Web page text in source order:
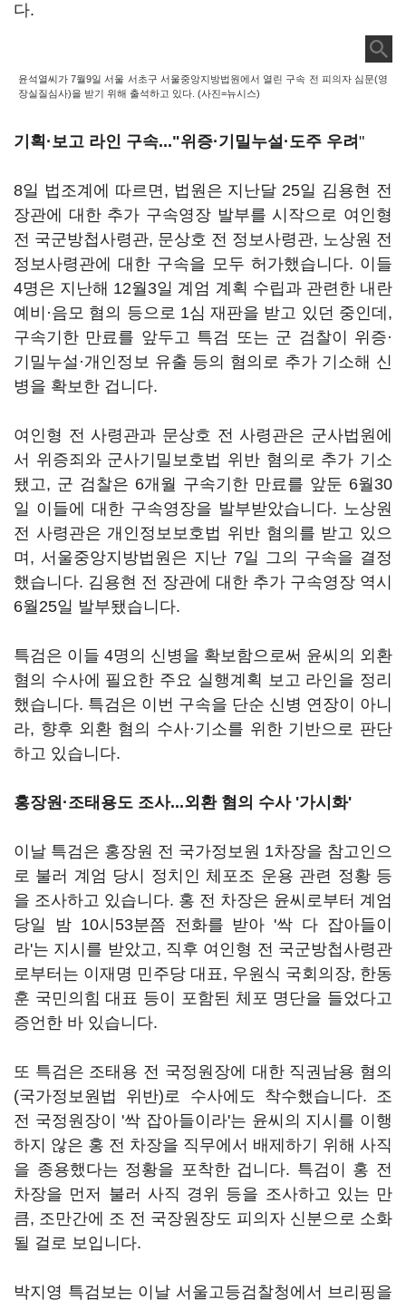
다.
윤석열씨가 7월9일 서울 서초구 서울중앙지방법원에서 열린 구속 전 피의자 심문(영
장실질심사)을 받기 위해 출석하고 있다. (사진=뉴시스)
기획·보고 라인 구속..."위증·기밀누설·도주 우려 "
8일 법조계에 따르면, 법원은 지난달 25일 김용현 전
장관에 대한 추가 구속영장 발부를 시작으로 여인형
전 국군방첩사령관, 문상호 전 정보사령관, 노상원 전
정보사령관에 대한 구속을 모두 허가했습니다. 이들
4명은 지난해 12월3일 계엄 계획 수립과 관련한 내란
예비·음모 혐의 등으로 1심 재판을 받고 있던 중인데,
구속기한 만료를 앞두고 특검 또는 군 검찰이 위증·
기밀누설·개인정보 유출 등의 혐의로 추가 기소해 신
병을 확보한 겁니다.
여인형 전 사령관과 문상호 전 사령관은 군사법원에
서 위증죄와 군사기밀보호법 위반 혐의로 추가 기소
됐고, 군 검찰은 6개월 구속기한 만료를 앞둔 6월30
일 이들에 대한 구속영장을 발부받았습니다. 노상원
전 사령관은 개인정보보호법 위반 혐의를 받고 있으
며, 서울중앙지방법원은 지난 7일 그의 구속을 결정
했습니다. 김용현 전 장관에 대한 추가 구속영장 역시
6월25일 발부됐습니다.
특검은 이들 4명의 신병을 확보함으로써 윤씨의 외환
혐의 수사에 필요한 주요 실행계획 보고 라인을 정리
했습니다. 특검은 이번 구속을 단순 신병 연장이 아니
라, 향후 외환 혐의 수사·기소를 위한 기반으로 판단
하고 있습니다.
홍장원·조태용도 조사...외환 혐의 수사 '가시화'
이날 특검은 홍장원 전 국가정보원 1차장을 참고인으
로 불러 계엄 당시 정치인 체포조 운용 관련 정황 등
을 조사하고 있습니다. 홍 전 차장은 윤씨로부터 계엄
당일 밤 10시53분쯤 전화를 받아 '싹 다 잡아들이
라'는 지시를 받았고, 직후 여인형 전 국군방첩사령관
로부터는 이재명 민주당 대표, 우원식 국회의장, 한동
훈 국민의힘 대표 등이 포함된 체포 명단을 들었다고
증언한 바 있습니다.
또 특검은 조태용 전 국정원장에 대한 직권남용 혐의
(국가정보원법 위반)로 수사에도 착수했습니다. 조
전 국정원장이 '싹 잡아들이라'는 윤씨의 지시를 이행
하지 않은 홍 전 차장을 직무에서 배제하기 위해 사직
을 종용했다는 정황을 포착한 겁니다. 특검이 홍 전
차장을 먼저 불러 사직 경위 등을 조사하고 있는 만
큼, 조만간에 조 전 국장원장도 피의자 신분으로 소화
될 걸로 보입니다.
박지영 특검보는 이날 서울고등검찰청에서 브리핑을